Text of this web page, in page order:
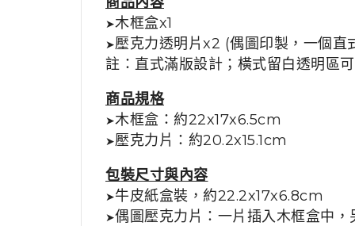
➤木框盒x1
➤壓克力透明片x2 (偶圖印製，一個直
註：直式滿版設計；橫式留白透明區
商品規格
➤木框盒：約22x17x6.5cm
➤壓克力片：約20.2x15.1cm
包裝尺寸與內容
➤牛皮紙盒裝，約22.2x17x6.8cm
➤偶圖壓克力片：一片插入木框盒中